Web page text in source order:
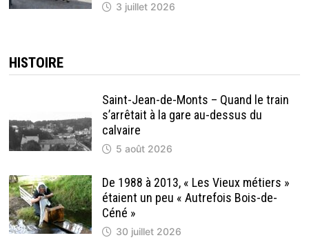
3 juillet 2026
HISTOIRE
Saint-Jean-de-Monts – Quand le train
s’arrêtait à la gare au-dessus du
calvaire
5 août 2026
De 1988 à 2013, « Les Vieux métiers »
étaient un peu « Autrefois Bois-de-
Céné »
30 juillet 2026